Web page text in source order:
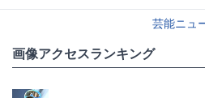
芸能ニュ
画像アクセスランキング